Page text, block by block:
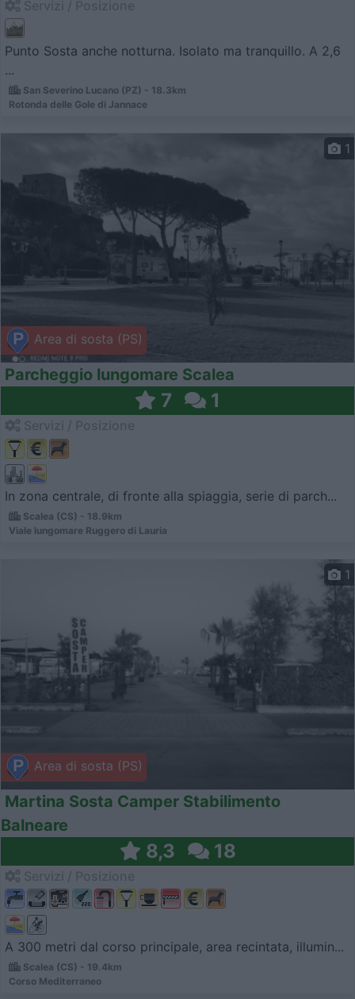
Punto Sosta anche notturna. Isolato ma tranquillo. A 2,6
...
San Severino Lucano (PZ) - 18.3km
Rotonda delle Gole di Jannace
Area di sosta (PS)
1
Parcheggio lungomare Scalea
7 1
In zona centrale, di fronte alla spiaggia, serie di parch...
Scalea (CS) - 18.9km
Viale lungomare Ruggero di Lauria
Area di sosta (PS)
1
Martina Sosta Camper Stabilimento
Balneare
8,3 18
A 300 metri dal corso principale, area recintata, illumin...
Scalea (CS) - 19.4km
Corso Mediterraneo